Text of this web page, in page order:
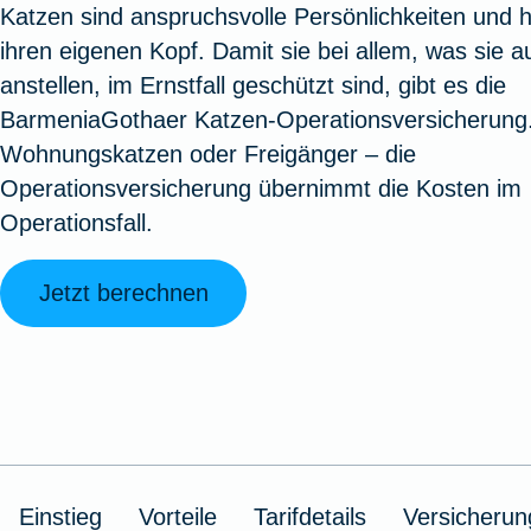
Oldtimerversicherung
Fahrradversicherung
Zur Produktübersicht
Rundum-
Jagd-
Jäger-
Augenzusatzversicherung
Pflegemonatsgeld
Zur Produktübersicht
Zur
Zur
Vermögensschadenversicherung
Zur Produktübersicht
Spezialversicherungen
Zur Serviceübersicht
Katzen sind anspruchsvolle Persönlichkeiten und
ihren eigenen Kopf. Damit sie bei allem, was sie
anstellen, im Ernstfall geschützt sind, gibt es die
BarmeniaGothaer Katzen-
Wohnungskatzen oder Freigänger – die
Operationsversicherung übernimmt die Kosten im
Operationsfall.
Jetzt berechnen
Einstieg Vorteile Tarifdetails